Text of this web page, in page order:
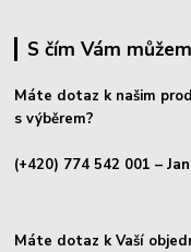
S čím Vám
Máte dotaz k našim
s výběrem?
(+420) 774 542 001 –
Máte dotaz k Vaší